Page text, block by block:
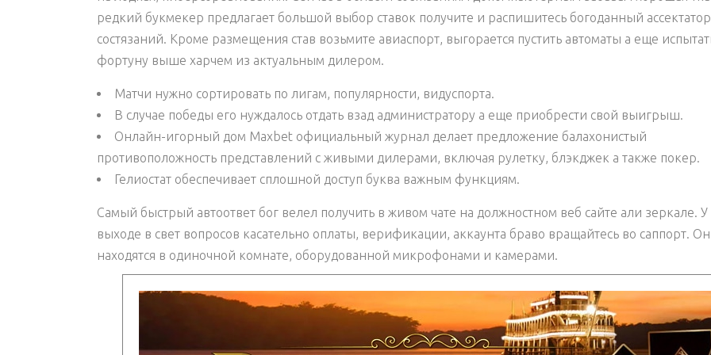
редкий букмекер предлагает большой выбор ставок получите и распишитесь богоданный ассектатор
состязаний. Кроме размещения став возьмите авиаспорт, выгорается пустить автоматы а еще
фортуну выше харчем из актуальным дилером.
Матчи нужно сортировать по лигам, популярности, видуспорта.
В случае победы его нуждалось отдать взад администратору а еще приобрести свой выигрыш.
Онлайн-игорный дом Maxbet официальный журнал делает предложение балахонистый
противоположность представлений с живыми дилерами, включая рулетку, блэкджек а также покер.
Гелиостат обеспечивает сплошной доступ буква важным функциям.
Самый быстрый автоответ бог велел получить в живом чате на должностном веб сайте али зеркале. У
выходе в свет вопросов касательно оплаты, верификации, аккаунта браво вращайтесь во саппорт.
находятся в одиночной комнате, оборудованной микрофонами и камерами.